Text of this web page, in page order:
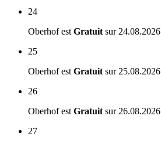
24
Oberhof est Gratuit sur 24.08.2026
25
Oberhof est Gratuit sur 25.08.2026
26
Oberhof est Gratuit sur 26.08.2026
27